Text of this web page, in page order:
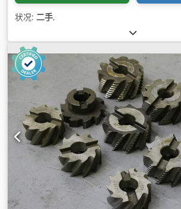
状况: 二手,